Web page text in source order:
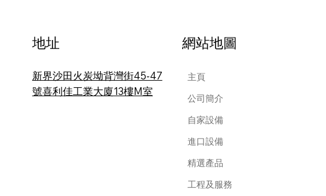
地址
新界沙田火炭坳背灣街45-47
號喜利佳工業大廈13樓M室
網站地圖
主頁
公司簡介
自家設備
進口設備
精選產品
工程及服務